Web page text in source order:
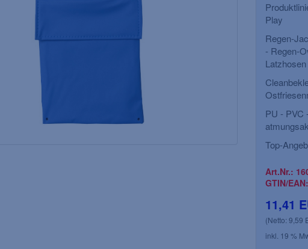
Play
Regen-
- Regen-
PU - PVC
Top-
Art.Nr.:
GTIN/
11,41
(Netto: 9,59
inkl. 19 %